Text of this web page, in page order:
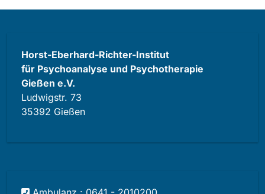
Horst-Eberhard-Richter-Institut
für Psychoanalyse und Psychotherapie
Gießen e.V.
Ludwigstr. 73
35392 Gießen